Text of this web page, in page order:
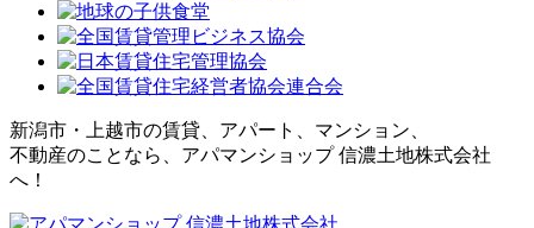
新潟市・上越市の賃貸、アパート、マンション、
不動産のことなら、アパマンショップ 信濃土地株式会社
へ！